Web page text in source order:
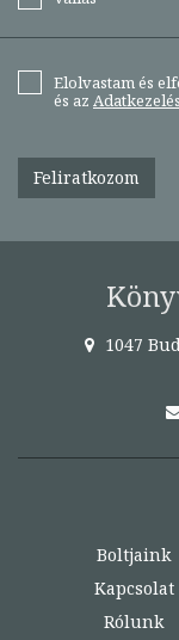
Elolvastam és
és az
Feliratkozom
1047
Boltjaink
Kapcsolat
Rólunk